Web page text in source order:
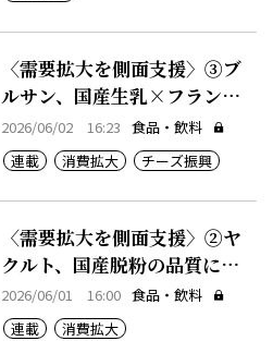
〈需要拡大を側面支援〉③ブ
ルサン、国産生乳×フランス
＝高付加価値
2026/06/02 16:23 食品・飲料
連載
消費拡大 チーズ振興
〈需要拡大を側面支援〉②ヤ
クルト、国産脱粉の品質に全
幅の信頼
2026/06/01 16:00 食品・飲料
連載
消費拡大